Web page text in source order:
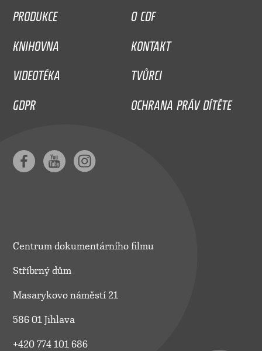
PRODUKCE
O CDF
KNIHOVNA
KONTAKT
VIDEOTÉKA
TVŮRCI
GDPR
OCHRANA PRÁV DÍTĚTE
Centrum dokumentárního filmu
Stříbrný dům
Masarykovo náměstí 21
586 01 Jihlava
+420 774 101 686